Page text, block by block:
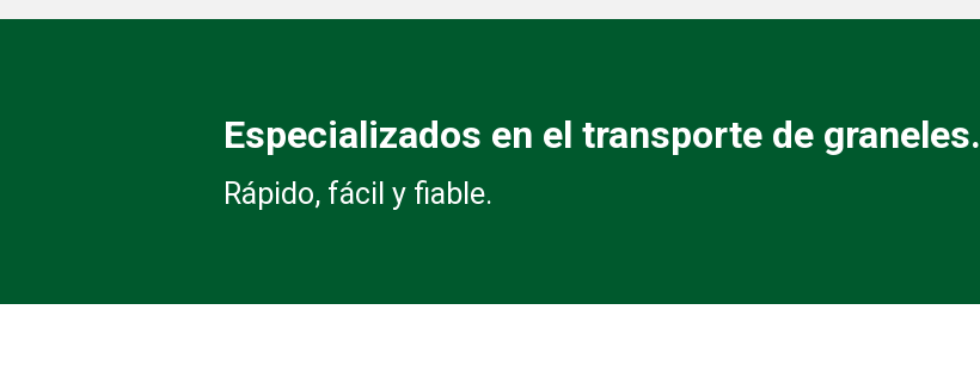
Especializados en el transporte de graneles.
Rápido, fácil y fiable.